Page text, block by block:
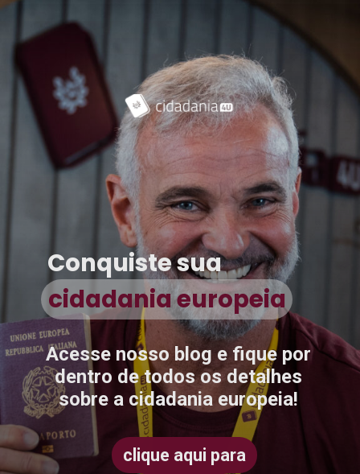
cidadania europeia
cidadania europeia
Acesse nosso blog e fique por
dentro de todos os detalhes
sobre a cidadania europeia!
clique aqui para
clique aqui para
Conquiste sua